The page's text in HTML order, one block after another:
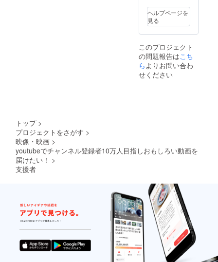
などは
一切か
かりま
せんん
緒にプ
レイで
きる
ゲーム
（PS4
す。 ※
直接
ではな
いので
ご安心
くださ
い。
ヘルプページを
見る
このプロジェクト
の問題報告はこち
らよりお問い合わ
せください
トップ >
プロジェクトをさがす >
映像・映画 >
youtubeでチャンネル登録者10万人目指しおもしろい動画を
届けたい！ >
支援者